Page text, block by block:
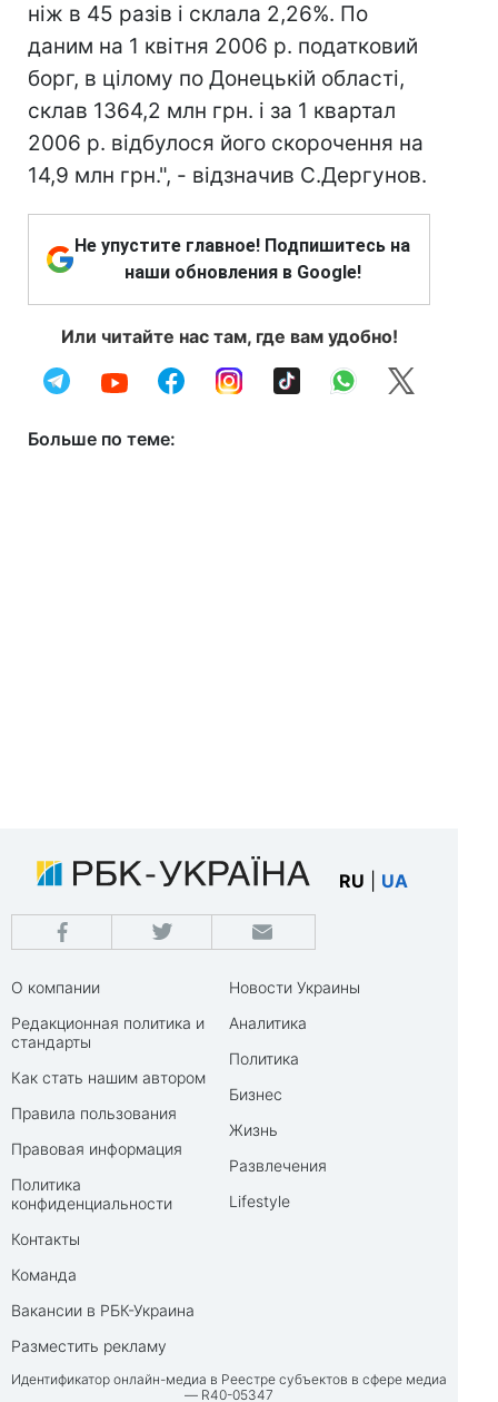
ніж в 45 разів і склала 2,26%. По
даним на 1 квітня 2006 р. податковий
борг, в цілому по Донецькій області,
склав 1364,2 млн грн. і за 1 квартал
2006 р. відбулося його скорочення на
14,9 млн грн.", - відзначив С.Дергунов.
Не упустите главное! Подпишитесь на
наши обновления в Google!
Или читайте нас там, где вам удобно!
Больше по теме:
RU UA
О компании
Редакционная политика и
стандарты
Как стать нашим автором
Правила пользования
Правовая информация
Политика
конфиденциальности
Контакты
Команда
Вакансии в РБК-Украина
Разместить рекламу
Новости Украины
Аналитика
Политика
Бизнес
Жизнь
Развлечения
Lifestyle
Идентификатор онлайн-медиа в Реестре субъектов в сфере медиа
— R40-05347